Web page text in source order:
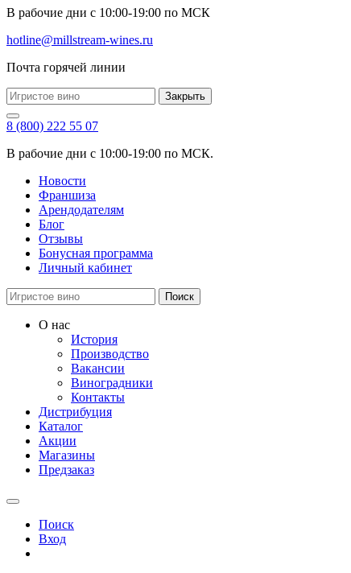
В рабочие дни с 10:00-19:00 по МСК
hotline@millstream-wines.ru
Почта горячей линии
Закрыть
8 (800) 222 55 07
В рабочие дни с 10:00-19:00 по МСК.
Новости
Франшиза
Арендодателям
Блог
Отзывы
Бонусная программа
Личный кабинет
Поиск
О нас
История
Производство
Вакансии
Виноградники
Контакты
Дистрибуция
Каталог
Акции
Магазины
Предзаказ
Поиск
Вход